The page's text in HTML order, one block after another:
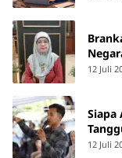
12 Juli
Siapa
12 Juli